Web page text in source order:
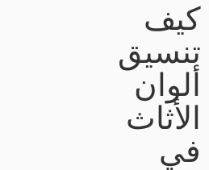
كيف
تنسيق
ألوان
الأثاث
في